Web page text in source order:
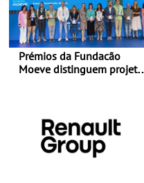
Prémios da Fundacão
Moeve distinguem projeto